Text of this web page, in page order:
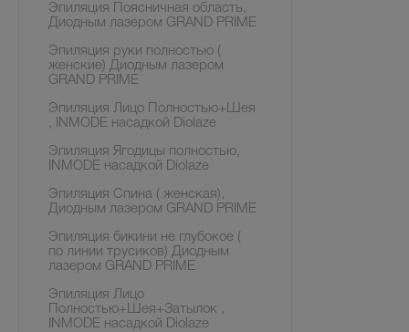
Эпиляция Поясничная область,
Диодным лазером GRAND PRIME
Эпиляция руки полностью (
женские) Диодным лазером
GRAND PRIME
Эпиляция Лицо Полностью+Шея
, INMODE насадкой Diolaze
Эпиляция Ягодицы полностью,
INMODE насадкой Diolaze
Эпиляция Спина ( женская),
Диодным лазером GRAND PRIME
Эпиляция бикини не глубокое (
по линии трусиков) Диодным
лазером GRAND PRIME
Эпиляция Лицо
Полностью+Шея+Затылок ,
INMODE насадкой Diolaze